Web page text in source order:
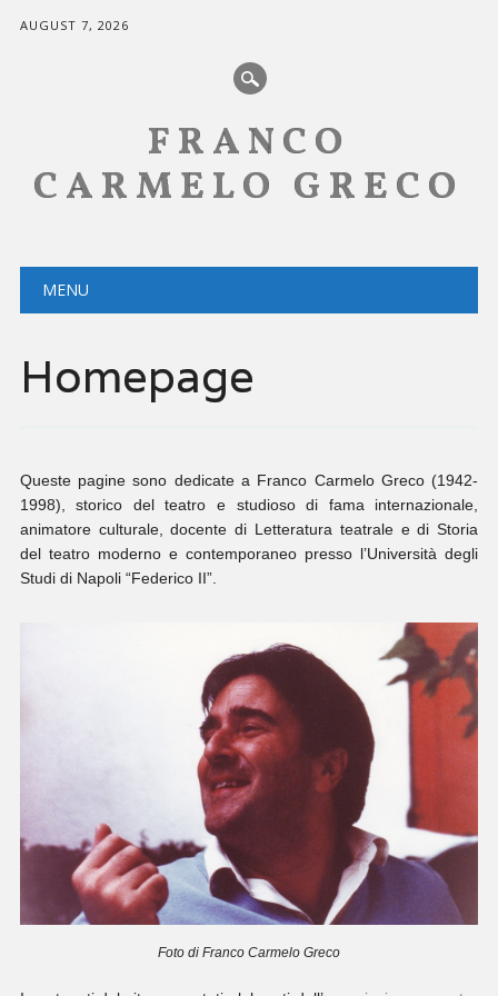
AUGUST 7, 2026
FRANCO
CARMELO GRECO
Main menu
MENU
Homepage
Queste pagine sono dedicate a Franco Carmelo Greco (1942-
1998), storico del teatro e studioso di fama internazionale,
animatore culturale, docente di Letteratura teatrale e di Storia
del teatro moderno e contemporaneo presso l’Università degli
Studi di Napoli “Federico II”.
Foto di Franco Carmelo Greco